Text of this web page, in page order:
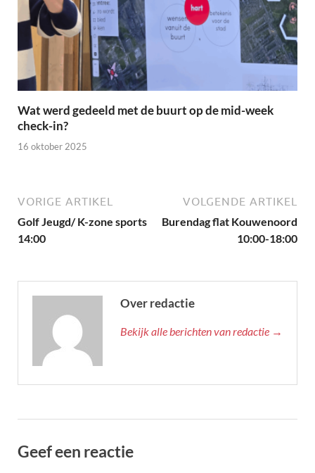
Wat werd gedeeld met de buurt op de mid-week
check-in?
16 oktober 2025
VORIGE ARTIKEL
Golf Jeugd/ K-zone sports
14:00
VOLGENDE ARTIKEL
Burendag flat Kouwenoord
10:00-18:00
Over redactie
Bekijk alle berichten van redactie →
Geef een reactie